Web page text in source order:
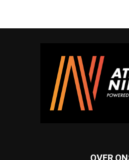
OVER